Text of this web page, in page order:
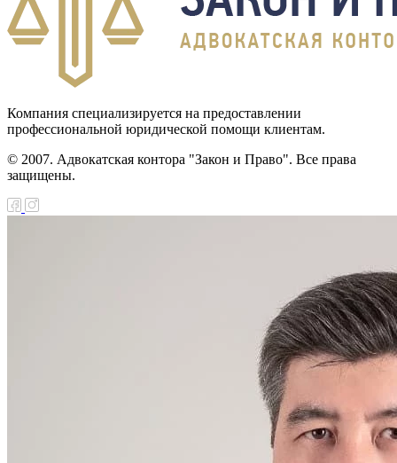
Компания специализируется на предоставлении
профессиональной юридической помощи клиентам.
© 2007. Адвокатская контора "Закон и Право". Все права
защищены.